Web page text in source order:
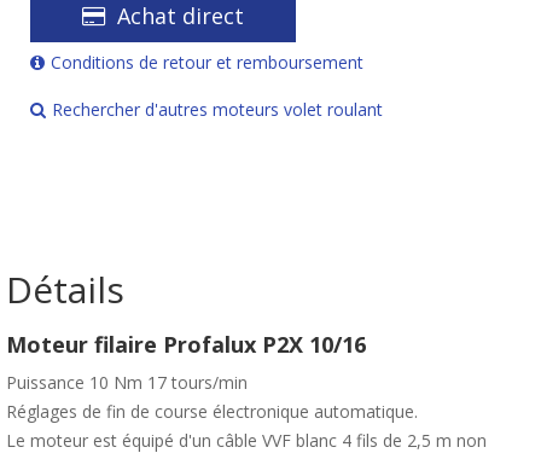
Achat direct
Conditions de retour et remboursement
Rechercher d'autres moteurs volet roulant
Détails
Moteur filaire Profalux P2X 10/16
Puissance 10 Nm 17 tours/min
Réglages de fin de course électronique automatique.
Le moteur est équipé d'un câble VVF blanc 4 fils de 2,5 m non